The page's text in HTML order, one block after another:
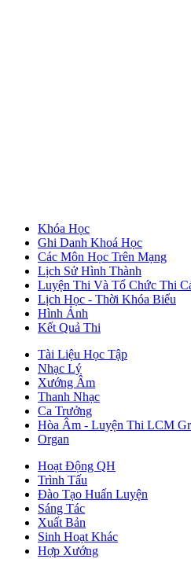
Khóa Học
Ghi Danh Khoá Học
Các Môn Học Trên Mạng
Lịch Sử Hình Thành
Luyện Thi Và Tổ Chức Thi
Lịch Học - Thời Khóa Biểu
Hình Ảnh
Kết Quả Thi
Tài Liệu Học Tập
Nhạc Lý
Xướng Âm
Thanh Nhạc
Ca Trưởng
Hòa Âm - Luyện Thi LCM
Organ
Hoạt Động QH
Trình Tấu
Đào Tạo Huấn Luyện
Sáng Tác
Xuất Bản
Sinh Hoạt Khác
Hợp Xướng